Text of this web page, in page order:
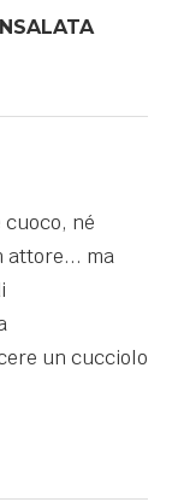
né
attore... ma
un cucciolo